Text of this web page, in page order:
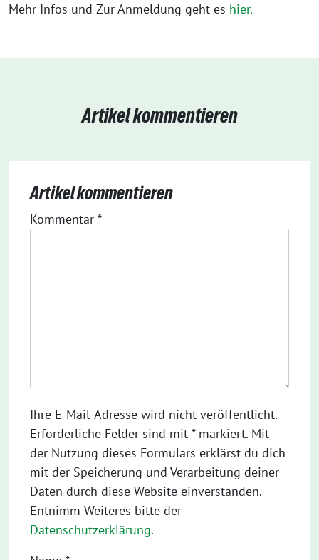
Mehr Infos und Zur Anmeldung geht es hier.
Artikel kommentieren
Artikel kommentieren
Kommentar *
Ihre E-Mail-Adresse wird nicht veröffentlicht.
Erforderliche Felder sind mit * markiert. Mit
der Nutzung dieses Formulars erklärst du dich
mit der Speicherung und Verarbeitung deiner
Daten durch diese Website einverstanden.
Entnimm Weiteres bitte der
Datenschutzerklärung.